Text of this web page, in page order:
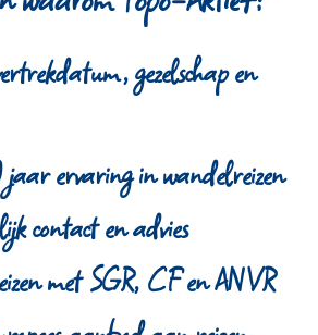
gezelschap en
ervaring in wandelreizen
contact en advies
met SGR, CF en ANVR